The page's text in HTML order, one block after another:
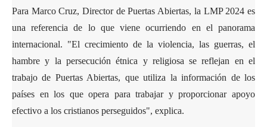
Para Marco Cruz, Director de Puertas Abiertas, la LMP 2024 es
una referencia de lo que viene ocurriendo en el panorama
internacional. "El crecimiento de la violencia, las guerras, el
hambre y la persecución étnica y religiosa se reflejan en el
trabajo de Puertas Abiertas, que utiliza la información de los
países en los que opera para trabajar y proporcionar apoyo
efectivo a los cristianos perseguidos", explica.